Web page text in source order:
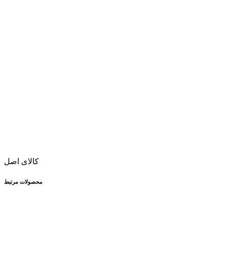
کالای اصل
محصولات مرتبط